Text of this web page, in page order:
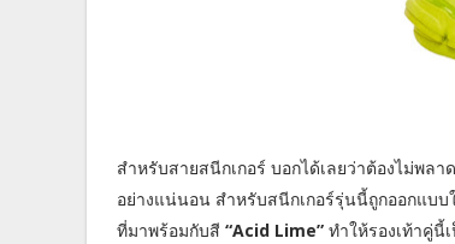
สำหรับสายสนีกเกอร์ บอกได้เลยว่าต้องไม่พลาด
อย่างแน่นอน สำหรับสนีกเกอร์รุ่นนี้ถูกออกแบ
ที่มาพร้อมกับสี “Acid Lime” ทำให้รองเท้าคู่